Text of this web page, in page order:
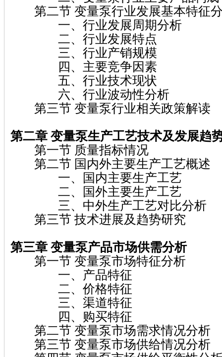
第二节 变量泵行业发展基本特征
一、行业发展周期分析
二、行业发展特点
三、行业产销规模
四、主要竞争因素
五、行业技术现状
六、行业波动性分析
第三节 变量泵行业相关政策解读
第二章 变量泵生产工艺技术及发展趋
第一节 质量指标情况
第二节 国内外主要生产工艺概述
一、国内主要生产工艺
二、国外主要生产工艺
三、中外生产工艺对比分析
第三节 技术进展及趋势研究
第三章 变量泵产品市场供需分析
第一节 变量泵市场特征分析
一、产品特征
二、价格特征
三、渠道特征
四、购买特征
第二节 变量泵市场需求情况分析
第三节 变量泵市场供给情况分析